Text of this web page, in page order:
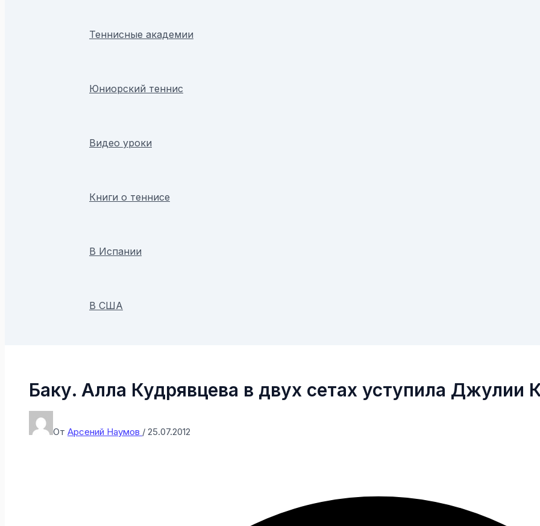
Теннисные академии
Юниорский теннис
Видео уроки
Книги о теннисе
В Испании
В США
Баку. Алла Кудрявцева в двух сетах уступила Джулии
От Арсений Наумов / 25.07.2012